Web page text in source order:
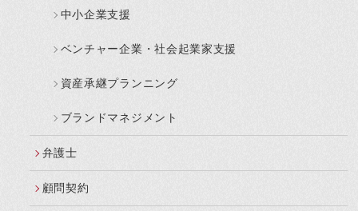
中小企業支援
ベンチャー企業・社会起業家支援
資産承継プランニング
ブランドマネジメント
弁護士
顧問契約